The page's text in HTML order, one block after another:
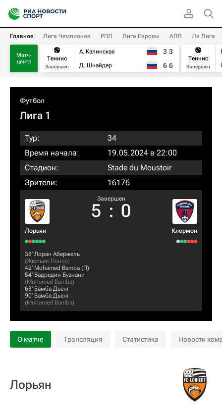
Главное Лига Чемпионов РПЛ Лига Европы АПЛ Ла Лига
Матч-
центр
Теннис
Завершен
А. Калинская
Д. Шнайдер
3 3
6 6
Теннис
Завершен
Футбол
Лига 1
Тур:
34
Время начала:
19.05.2024 в 22:00
Стадион:
Stade du Moustoir
Зрители:
16176
Лорьян
Завершен
5 : 0
Клермон
38‎’‎ Лоран Абержель
(Жюльен Понсо)
42‎’‎ Mohamed Bamba (П)
54‎’‎ Бадредин Буанани
(Mohamed Bamba)
63‎’‎ Бамба Дьенг
90‎’‎ Бамба Дьенг
(Mohamed Bamba)
О матче Трансляция Статистика Новости
Лорьян